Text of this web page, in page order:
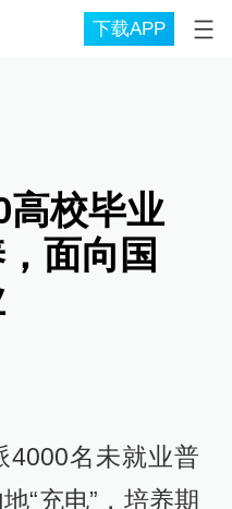
下载APP
高校毕业
面向国
4000名未就业普
“充电”，培养期